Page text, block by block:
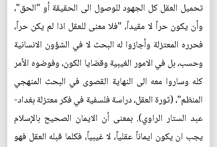
تحميل العقل كل الجهود للوصول الى الحقيقة أو "الحق"،
وأن يكون حراً لا مقيداً، "فلا معنى للعقل اذا لم يكن حراً،
فحرره المعتزلة وأجازوا له البحث لا في الشؤون الانسانية
وحسب، بل في الامور الغيبية وقضايا الكون، وفوضوه الأمر
كله وساروا معه الى النهاية القصوى في البحث المنهجي
المنظم"، (ثورة العقل، دراسة فلسفية في فكر معتزلة بغداد-
عبد الستار الراوي). بمعنى أن الايمان الصحيح بالإسلام
يجب ان يكون ايماناً عقلياً، لا غيبياً، فكلما قبله العقل فهو